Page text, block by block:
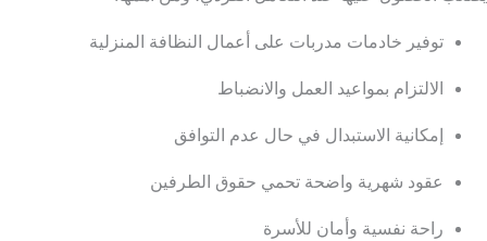
توفير خادمات مدربات على أعمال النظافة المنزلية
الالتزام بمواعيد العمل والانضباط
إمكانية الاستبدال في حال عدم التوافق
عقود شهرية واضحة تحمي حقوق الطرفين
راحة نفسية وأمان للأسرة